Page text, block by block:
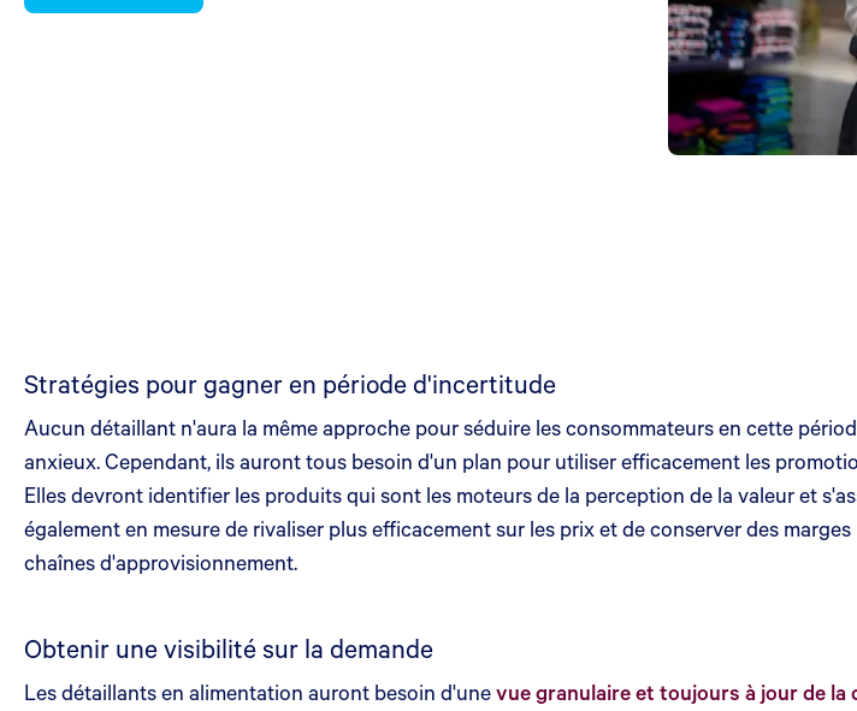
Stratégies pour gagner en période d'incertitude
Aucun détaillant n'aura la même approche pour séduire les consommateurs en cette
anxieux. Cependant, ils auront tous besoin d'un plan pour utiliser efficacement les
Elles devront identifier les produits qui sont les moteurs de la perception de la valeur et
également en mesure de rivaliser plus efficacement sur les prix et de conserver des
chaînes d'approvisionnement.
Obtenir une visibilité sur la demande
Les détaillants en alimentation auront besoin d'unevue granulaire et toujours à jour de la